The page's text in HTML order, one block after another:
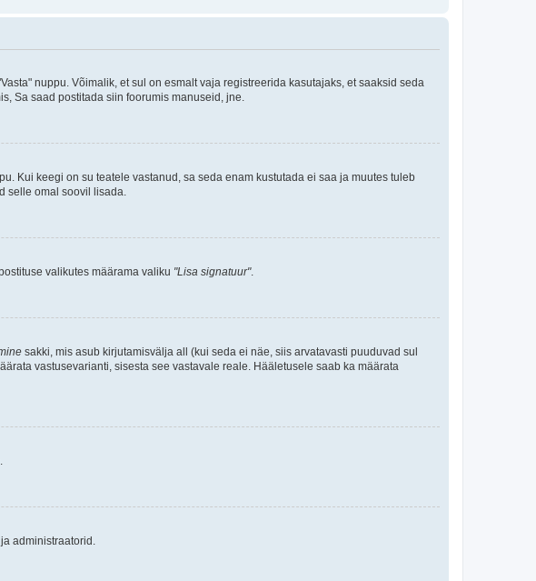
nuppu. Võimalik, et sul on esmalt vaja registreerida kasutajaks, et saaksid seda
Sa saad postitada siin foorumis manuseid, jne.
Kui keegi on su teatele vastanud, sa seda enam kustutada ei saa ja muutes tuleb
selle omal soovil lisada.
valikutes määrama valiku "Lisa signatuur".
sakki, mis asub kirjutamisvälja all (kui seda ei näe, siis arvatavasti puuduvad sul
vastusevarianti, sisesta see vastavale reale. Hääletusele saab ka määrata
administraatorid.